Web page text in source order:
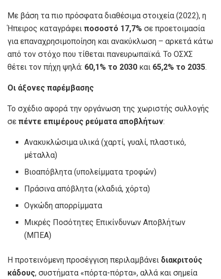
Με βάση τα πιο πρόσφατα διαθέσιμα στοιχεία (2022), η
Ήπειρος καταγράφει ποσοστό 17,7% σε προετοιμασία
για επαναχρησιμοποίηση και ανακύκλωση – αρκετά κάτω
από τον στόχο που τίθεται πανευρωπαϊκά. Το ΟΣΧΣ
θέτει τον πήχη ψηλά: 60,1% το 2030 και 65,2% το 2035.
Οι άξονες παρέμβασης
Το σχέδιο αφορά την οργάνωση της χωριστής συλλογής
σε πέντε επιμέρους ρεύματα αποβλήτων:
Ανακυκλώσιμα υλικά (χαρτί, γυαλί, πλαστικό,
μέταλλα)
Βιοαπόβλητα (υπολείμματα τροφών)
Πράσινα απόβλητα (κλαδιά, χόρτα)
Ογκώδη απορρίμματα
Μικρές Ποσότητες Επικίνδυνων Αποβλήτων
(ΜΠΕΑ)
Η προτεινόμενη προσέγγιση περιλαμβάνει διακριτούς
κάδους, συστήματα «πόρτα-πόρτα», αλλά και σημεία